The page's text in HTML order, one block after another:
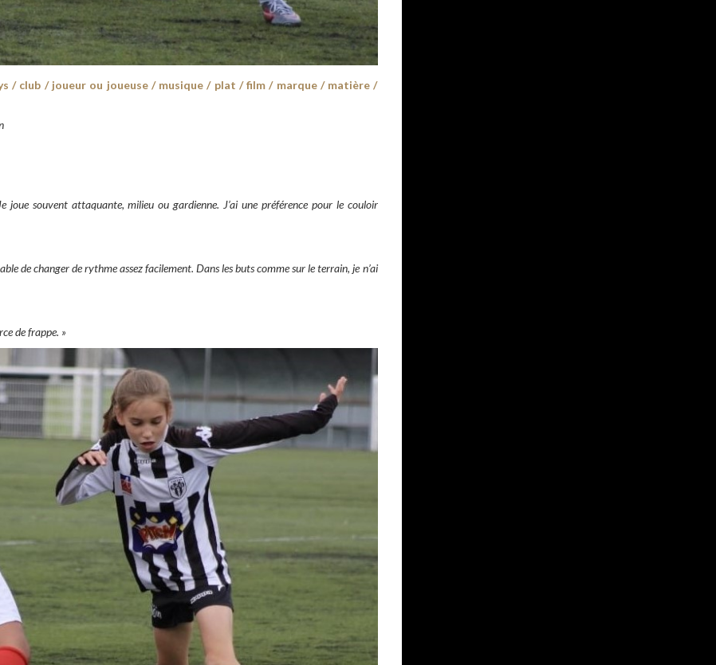
/ club / joueur ou joueuse / musique / plat / film / marque / matière /
joue souvent attaquante, milieu ou gardienne. J’ai une préférence pour le couloir
de changer de rythme assez facilement. Dans les buts comme sur le terrain, je n’ai
de frappe. »